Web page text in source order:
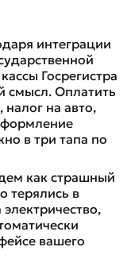
интеграции
Госрегистра
смысл. Оплатить
на авто,
в три тапа по
как страшный
терялись в
вашего